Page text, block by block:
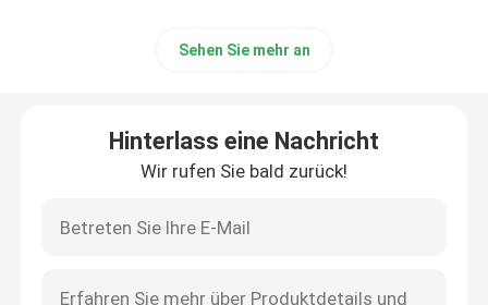
Autovideoschnittstelle
Sehen Sie mehr an
Hinterlass eine Nachricht
Wir rufen Sie bald zurück!